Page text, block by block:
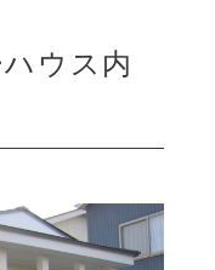
ウス内